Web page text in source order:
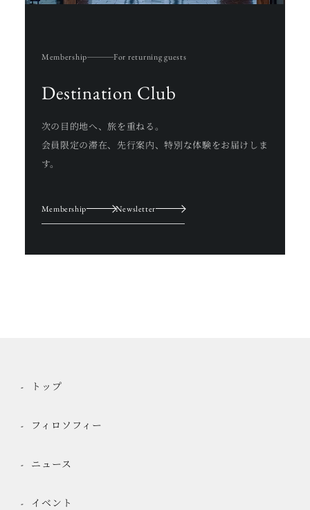
Membership For returning guests
Destination Club
次の目的地へ、旅を重ねる。
会員限定の滞在、先行案内、特別な体験をお届けしま
す。
Membership Newsletter
トップ
フィロソフィー
ニュース
イベント